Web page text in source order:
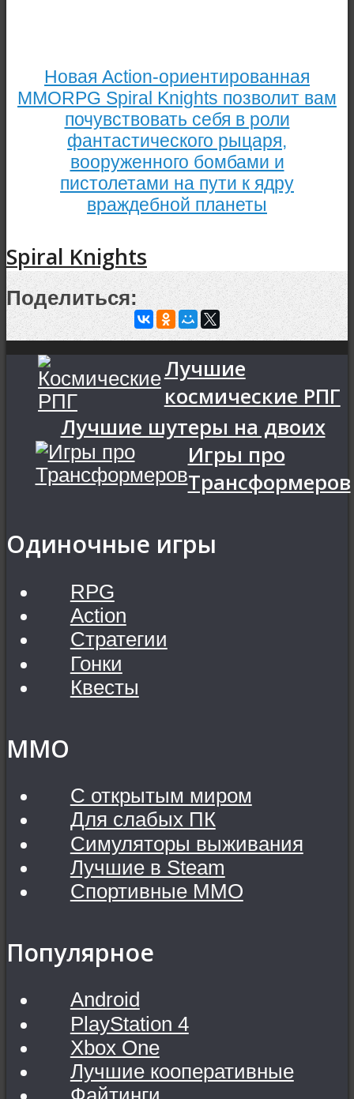
Новая Action-ориентированная
MMORPG Spiral Knights позволит вам
почувствовать себя в роли
фантастического рыцаря,
вооруженного бомбами и
пистолетами на пути к ядру
враждебной планеты
Spiral Knights
Поделиться:
Лучшие
космические РПГ
Лучшие шутеры на двоих
Игры про
Трансформеров
Одиночные игры
RPG
Action
Стратегии
Гонки
Квесты
MMO
С открытым миром
Для слабых ПК
Симуляторы выживания
Лучшие в Steam
Спортивные MMO
Популярное
Android
PlayStation 4
Xbox One
Лучшие кооперативные